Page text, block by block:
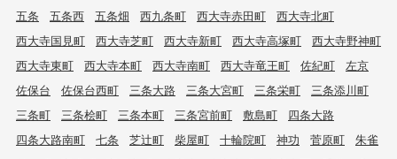
五条
五条西 五条畑 西九条町 西大寺赤田町
西大寺北町
西大寺国見町
西大寺芝町 西大寺新町 西大寺高塚町
西大寺野神町
西大寺東町
西大寺本町 西大寺南町 西大寺竜王町 佐紀町
左京
佐保台
佐保台西町 三条大路 三条大宮町 三条栄町
三条添川町
三条町
三条桧町 三条本町 三条宮前町 敷島町
四条大路
四条大路南町
七条 芝辻町 柴屋町 十輪院町 神功 菅原町
朱雀